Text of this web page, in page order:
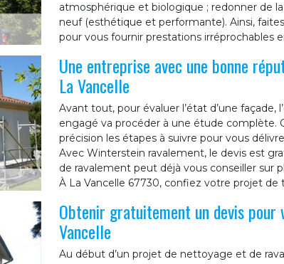
atmosphérique et biologique ; redonner de
neuf (esthétique et performante). Ainsi,
pour vous fournir prestations irréprochables
Une entreprise avec une bonne
La Vancelle
Avant tout, pour évaluer l’état d’une
engagé va procéder à une étude complète.
précision les étapes à suivre pour vous
Avec Winterstein ravalement, le devis est
de ravalement peut déjà vous conseiller sur
À La Vancelle 67730, confiez votre projet
Obtenir gratuitement un devis pour
Vancelle
Au début d’un projet de nettoyage et de